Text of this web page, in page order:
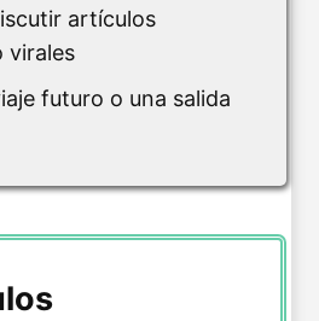
artículos
virales
futuro o una salida